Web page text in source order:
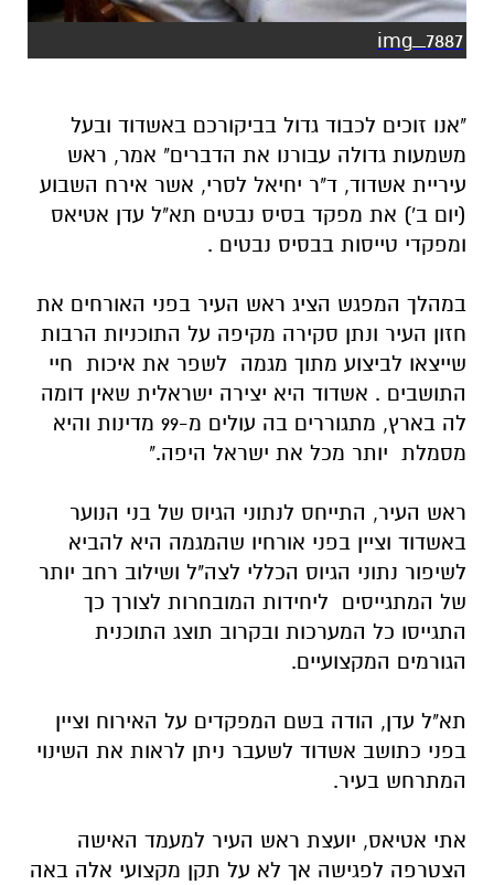
img_7887
"אנו זוכים לכבוד גדול בביקורכם באשדוד ובעל
משמעות גדולה עבורנו את הדברים" אמר, ראש
עיריית אשדוד, ד"ר יחיאל לסרי, אשר אירח השבוע
(יום ב') את מפקד בסיס נבטים תא"ל עדן אטיאס
ומפקדי טייסות בבסיס נבטים .
במהלך המפגש הציג ראש העיר בפני האורחים את
חזון העיר ונתן סקירה מקיפה על התוכניות הרבות
שייצאו לביצוע מתוך מגמה לשפר את איכות חיי
התושבים . אשדוד היא יצירה ישראלית שאין דומה
לה בארץ, מתגוררים בה עולים מ-99 מדינות והיא
מסמלת יותר מכל את ישראל היפה."
ראש העיר, התייחס לנתוני הגיוס של בני הנוער
באשדוד וציין בפני אורחיו שהמגמה היא להביא
לשיפור נתוני הגיוס הכללי לצה"ל ושילוב רחב יותר
של המתגייסים ליחידות המובחרות לצורך כך
התגייסו כל המערכות ובקרוב תוצג התוכנית
הגורמים המקצועיים.
תא"ל עדן, הודה בשם המפקדים על האירוח וציין
בפני כתושב אשדוד לשעבר ניתן לראות את השינוי
המתרחש בעיר.
אתי אטיאס, יועצת ראש העיר למעמד האישה
הצטרפה לפגישה אך לא על תקן מקצועי אלה באה